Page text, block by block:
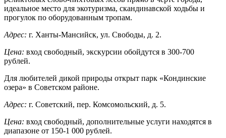
идеальное место для экотуризма, скандинавской ходьбы и
прогулок по оборудованным тропам.
Адрес: г. Ханты-Мансийск, ул. Свободы, д. 2.
Цена: вход свободный, экскурсии обойдутся в 300-700
рублей.
Для любителей дикой природы открыт парк «Кондинские
озера» в Советском районе.
Адрес: г. Советский, пер. Комсомольский, д. 5.
Цена: вход свободный, дополнительные услуги находятся в
диапазоне от 150-1 000 рублей.